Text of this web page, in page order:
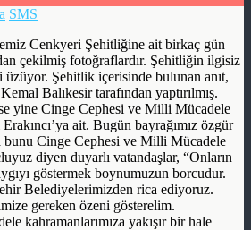
SMS
Cenkyeri Şehitliğine ait birkaç gün
çekilmiş fotoğraflardır. Şehitliğin ilgisiz
üzüyor. Şehitlik içerisinde bulunan anıt,
Balıkesir tarafından yaptırılmış.
yine Cinge Cephesi ve Milli Mücadele
ait. Bugün bayrağımız özgür
bunu Cinge Cephesi ve Milli Mücadele
diyen duyarlı vatandaşlar, “Onların
göstermek boynumuzun borcudur.
Belediyelerimizden rica ediyoruz.
gereken özeni gösterelim.
kahramanlarımıza yakışır bir hale